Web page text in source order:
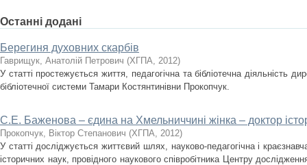
Останні додані
Берегиня духовних скарбів
Гаврищук, Анатолій Петрович (ХГПА, 2012)
У статті простежується життя, педагогічна та бібліотечна діяльність
бібліотечної системи Тамари Костянтинівни Прокопчук.
С.Е. Баженова – єдина на Хмельниччині жінка – доктор
Прокопчук, Віктор Степанович (ХГПА, 2012)
У статті досліджується життєвий шлях, науково-педагогічна і
історичних наук, провідного наукового співробітника Центру